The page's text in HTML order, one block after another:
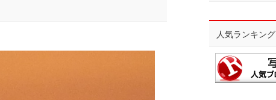
人気ランキング